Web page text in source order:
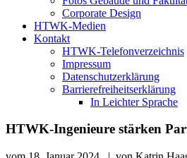
Corporate Design
HTWK-Medien
Kontakt
HTWK-Telefonverzeichnis
Impressum
Datenschutzerklärung
Barrierefreiheitserklärung
In Leichter Sprache
HTWK-Ingenieure stärken